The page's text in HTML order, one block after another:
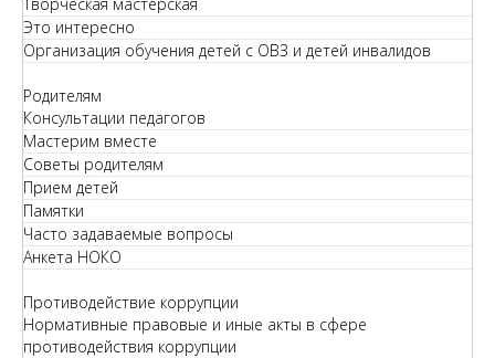
Это интересно
Организация обучения детей с ОВЗ и детей инвалидов
Родителям
Консультации педагогов
Мастерим вместе
Советы родителям
Прием детей
Памятки
Часто задаваемые вопросы
Анкета НОКО
Противодействие коррупции
Нормативные правовые и иные акты в сфере
противодействия коррупции